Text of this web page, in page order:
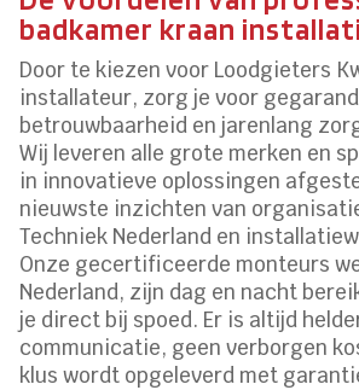
badkamer kraan
Door te kiezen voor Loodgieters
installateur, zorg je voor
betrouwbaarheid en jarenlang
Wij leveren alle grote merken en
in innovatieve oplossingen
nieuwste inzichten van
Techniek Nederland en
Onze gecertificeerde monteurs
Nederland, zijn dag en nacht
je direct bij spoed. Er is altijd
communicatie, geen verborgen
klus wordt opgeleverd met